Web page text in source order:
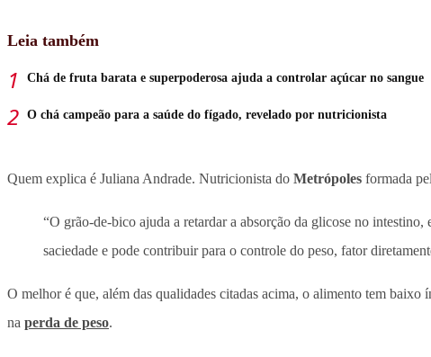
Leia também
Chá de fruta barata e superpoderosa ajuda a controlar açúcar no sangue
O chá campeão para a saúde do fígado, revelado por nutricionista
Quem explica é Juliana Andrade. Nutricionista do Metrópoles formada
“O grão-de-bico ajuda a retardar a absorção da glicose no
saciedade e pode contribuir para o controle do peso, fator
O melhor é que, além das qualidades citadas acima, o alimento tem
na perda de peso.